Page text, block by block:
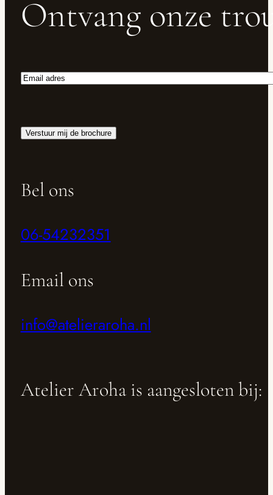
Ontvang onze
Email
Verstuur mij de brochure
Bel ons
06-54232351
Email ons
info@atelieraroha.nl
Atelier Aroha is aangesloten bij: